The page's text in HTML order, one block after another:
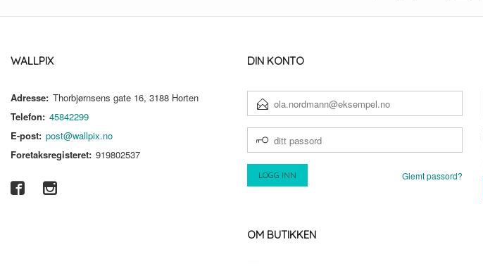
WALLPIX
Adresse: Thorbjørnsens gate 16, 3188 Horten
Telefon: 45842299
E-post: post@wallpix.no
Foretaksregisteret: 919802537
DIN KONTO
POSTADRESSE
PASSORD
Glemt passord?
OM BUTIKKEN